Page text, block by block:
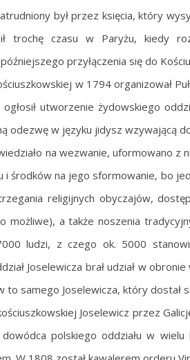
był przez księcia, który
trochę czasu w Paryżu, kiedy
przyłączenia się do
w 1794 organizował
utworzenie żydowskiego
odezwę w języku jidysz wzywającą
na wezwanie, uformowano z
i środków na jego sformowanie, bo
religijnych obyczajów,
możliwe), a także noszenia
ludzi, z czego ok. 5000
Joselewicza brał udział w
to samego Joselewicza, który dostał
Joselewicz przez
dowódca polskiego oddziału w